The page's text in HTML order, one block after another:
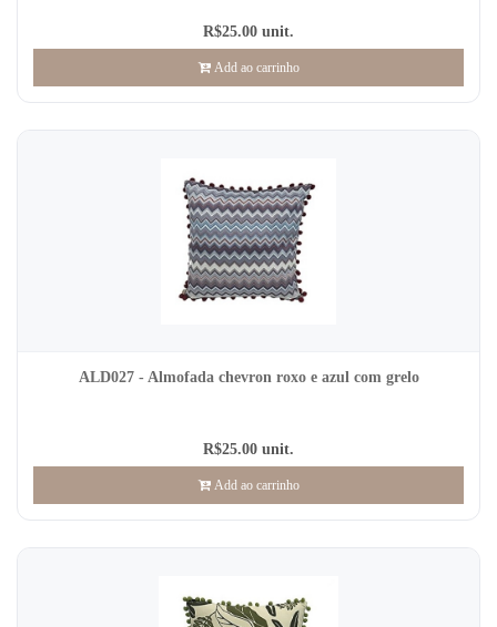
R$25.00 unit.
Add ao carrinho
ALD027 - Almofada chevron roxo e azul com grelo
R$25.00 unit.
Add ao carrinho